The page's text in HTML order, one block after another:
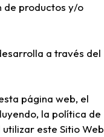
de productos y/o
a través del
página web, el
la política de
este Sitio Web